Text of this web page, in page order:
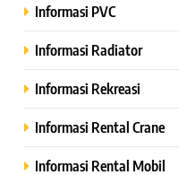
Informasi PVC
Informasi Radiator
Informasi Rekreasi
Informasi Rental Crane
Informasi Rental Mobil